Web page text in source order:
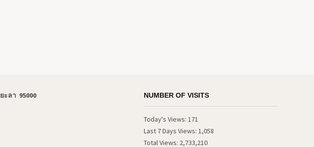
ะลา 95000 NUMBER OF VISITS
Today's Views: 171
Last 7 Days Views: 1,058
Total Views: 2,733,210